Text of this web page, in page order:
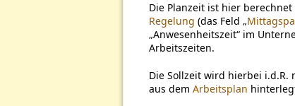
Die Planzeit ist hier
Regelung (das Feld „
„Anwesenheitszeit“ im
Arbeitszeiten.
Die Sollzeit wird hierbei i.d.R.
aus dem Arbeitsplan